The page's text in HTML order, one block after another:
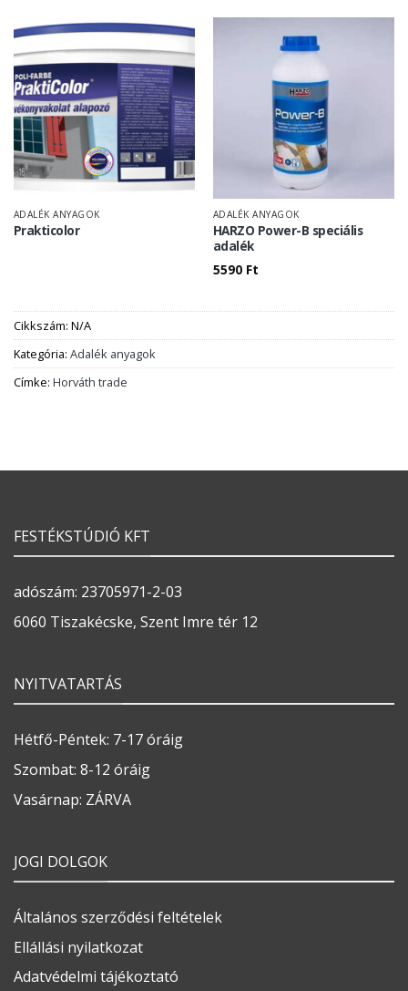
ADALÉK ANYAGOK
Prakticolor
ADALÉK ANYAGOK
HARZO Power-B speciális
adalék
5590 Ft
Cikkszám: N/A
Kategória: Adalék anyagok
Címke: Horváth trade
FESTÉKSTÚDIÓ KFT
adószám: 23705971-2-03
6060 Tiszakécske, Szent Imre tér 12
NYITVATARTÁS
Hétfő-Péntek: 7-17 óráig
Szombat: 8-12 óráig
Vasárnap: ZÁRVA
JOGI DOLGOK
Általános szerződési feltételek
Ellállási nyilatkozat
Adatvédelmi tájékoztató